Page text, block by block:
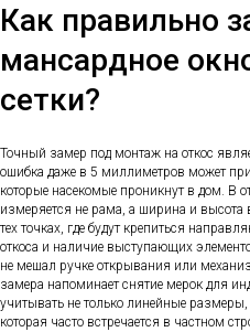
Как правильно
мансардное
сетки?
Точный замер под монтаж на откос
ошибка даже в 5 миллиметров может
которые насекомые проникнут в дом. В
измеряется не рама, а ширина и высота
тех точках, где будут крепиться
откоса и наличие выступающих
не мешал ручке открывания или
замера напоминает снятие мерок для
учитывать не только линейные
которая часто встречается в частном